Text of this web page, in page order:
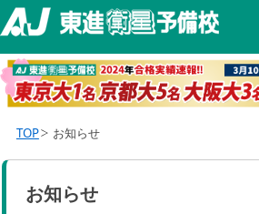
TOP お知らせ
お知らせ